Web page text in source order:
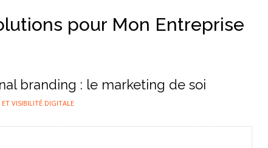
pour Mon Entreprise
branding : le marketing de soi
VISIBILITÉ DIGITALE